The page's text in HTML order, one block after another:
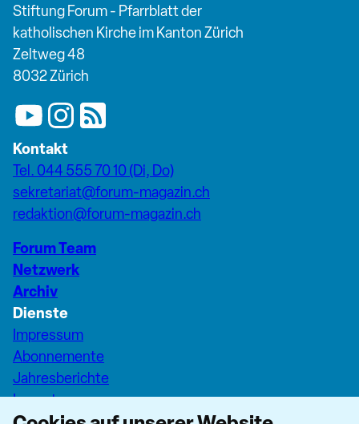
Stiftung Forum - Pfarrblatt der
katholischen Kirche im Kanton Zürich
Zeltweg 48
8032 Zürich
Kontakt
Tel. 044 555 70 10 (Di, Do)
sekretariat@forum-magazin.ch
redaktion@forum-magazin.ch
Forum Team
Netzwerk
Archiv
Dienste
Impressum
Abonnemente
Jahresberichte
Inserate